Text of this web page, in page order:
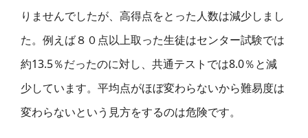
りませんでしたが、 高得点をとった人数は減少し まし
た。例えば８０点以上取った生徒はセンター試験では
約13.5％だったのに対し、共通テストでは8.0％と減
少しています。平均点がほぼ変わらないから難易度は
変わらないという見方をするのは危険です。